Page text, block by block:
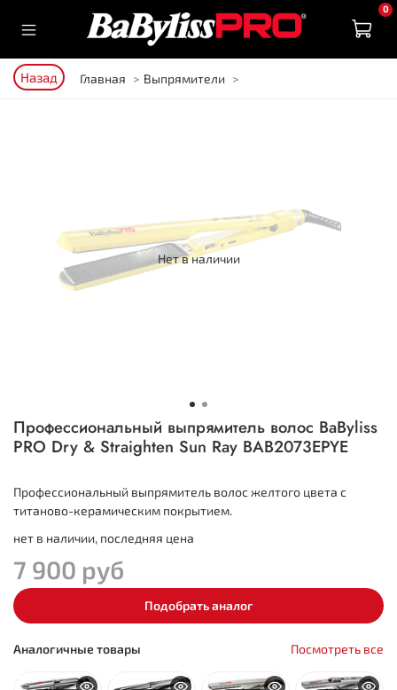
0
Назад Главная Выпрямители
Нет в наличии
Профессиональный выпрямитель волос BaByliss
PRO Dry & Straighten Sun Ray BAB2073EPYE
Профессиональный выпрямитель волос желтого цвета с
титаново-керамическим покрытием.
нет в наличии, последняя цена
7 900 руб
Подобрать аналог
Аналогичные товары Посмотреть все